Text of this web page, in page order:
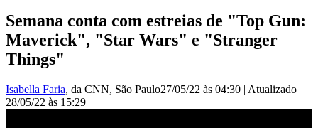
Semana conta com estreias de "Top Gun:
Maverick", "Star Wars" e "Stranger
Things"
Isabella Faria, da CNN, São Paulo27/05/22 às 04:30 | Atualizado
28/05/22 às 15:29